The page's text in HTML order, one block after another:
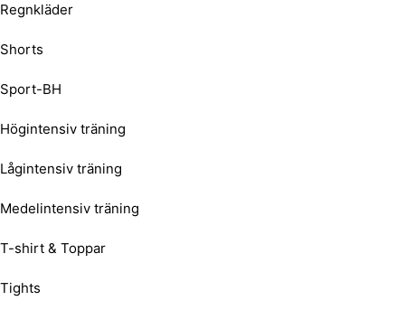
Regnkläder
Shorts
Sport-BH
Högintensiv träning
Lågintensiv träning
Medelintensiv träning
T-shirt & Toppar
Tights